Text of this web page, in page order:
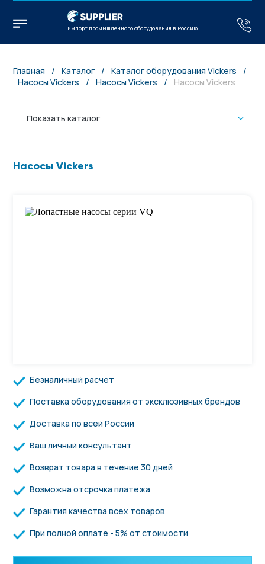
импорт промышленного оборудования в Россию
Главная / Каталог / Каталог оборудования Vickers
/
Насосы Vickers
/ Насосы Vickers / Насосы Vickers
Показать каталог
Насосы Vickers
Безналичный расчет
Поставка оборудования от эксклюзивных брендов
Доставка по всей России
Ваш личный консультант
Возврат товара в течение 30 дней
Возможна отсрочка платежа
Гарантия качества всех товаров
При полной оплате - 5% от стоимости